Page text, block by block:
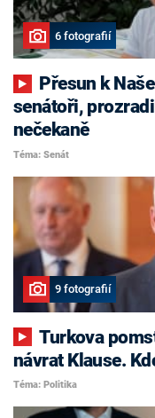
6 fotografií
senátoři,
nečekaně
Téma: Senát
9 fotografií
Turkova pomsta, nekonfliktní Havlíček i
návrat Klause.
Téma: Politika